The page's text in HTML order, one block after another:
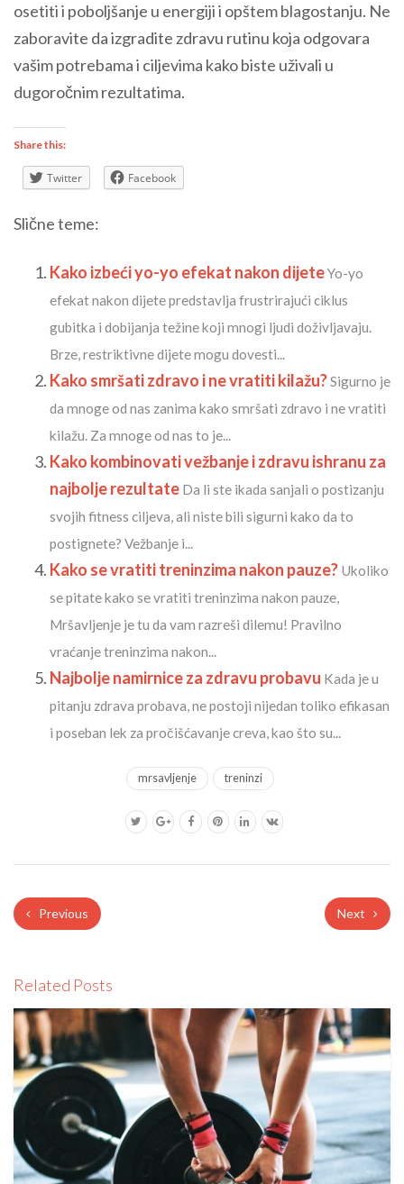
osetiti i poboljšanje u energiji i opštem blagostanju. Ne
zaboravite da izgradite zdravu rutinu koja odgovara
vašim potrebama i ciljevima kako biste uživali u
dugoročnim rezultatima.
Share this:
Twitter Facebook
Slične teme:
Kako izbeći yo-yo efekat nakon dijeteYo-yo
efekat nakon dijete predstavlja frustrirajući ciklus
gubitka i dobijanja težine koji mnogi ljudi doživljavaju.
Brze, restriktivne dijete mogu dovesti...
Kako smršati zdravo i ne vratiti kilažu?Sigurno je
da mnoge od nas zanima kako smršati zdravo i ne vratiti
kilažu. Za mnoge od nas to je...
Kako kombinovati vežbanje i zdravu ishranu za
najbolje rezultate Da li ste ikada sanjali o postizanju
svojih fitness ciljeva, ali niste bili sigurni kako da to
postignete? Vežbanje i...
Kako se vratiti treninzima nakon pauze? Ukoliko
se pitate kako se vratiti treninzima nakon pauze,
Mršavljenje je tu da vam razreši dilemu! Pravilno
vraćanje treninzima nakon...
Najbolje namirnice za zdravu probavu Kada je u
pitanju zdrava probava, ne postoji nijedan toliko efikasan
i poseban lek za pročišćavanje creva, kao što su...
mrsavljenje treninzi
Previous Next
Related Posts